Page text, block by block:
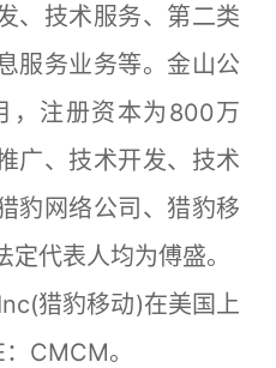
、技术服务、第二类
服务业务等。金山公
，注册资本为800万
广、技术开发、技术
豹网络公司、猎豹移
代表人均为傅盛。
猎豹移动)在美国上
CMCM。